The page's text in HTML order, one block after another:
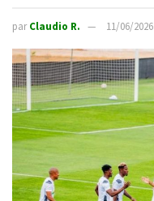
par Claudio R. 11/06/2026